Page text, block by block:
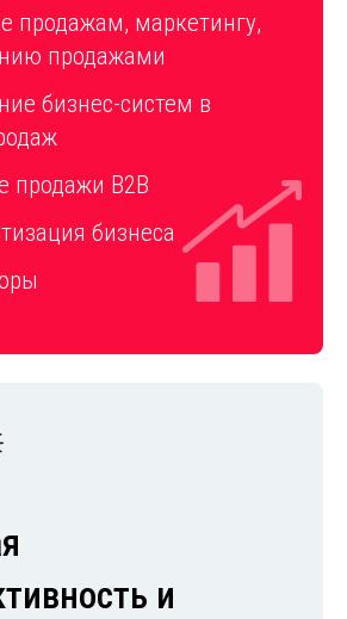
продажам, маркетингу,
продажами
бизнес-систем в
продажи B2B
бизнеса
и